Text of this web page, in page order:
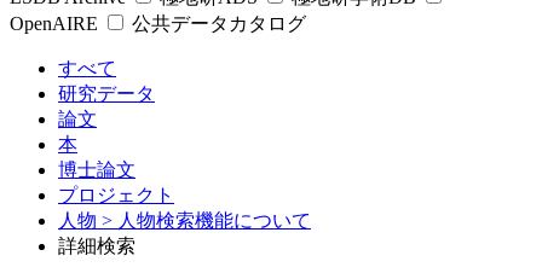
OpenAIRE
公共データカタログ
すべて
研究データ
論文
本
博士論文
プロジェクト
人物 > 人物検索機能について
詳細検索